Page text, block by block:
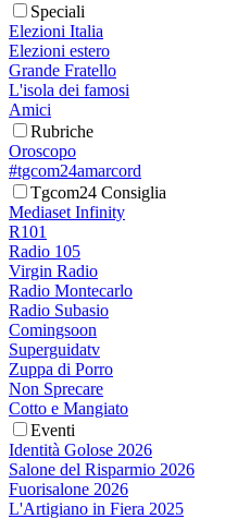
Speciali
Elezioni Italia
Elezioni estero
Grande Fratello
L'isola dei famosi
Amici
Rubriche
Oroscopo
#tgcom24amarcord
Tgcom24 Consiglia
Mediaset Infinity
R101
Radio 105
Virgin Radio
Radio Montecarlo
Radio Subasio
Comingsoon
Superguidatv
Zuppa di Porro
Non Sprecare
Cotto e Mangiato
Eventi
Identità Golose 2026
Salone del Risparmio 2026
Fuorisalone 2026
L'Artigiano in Fiera 2025